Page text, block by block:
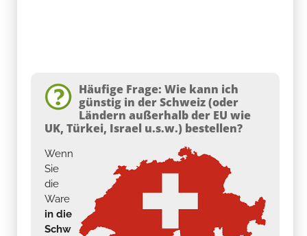
Häufige Frage: Wie kann ich
günstig in der Schweiz (oder
Ländern außerhalb der EU wie
UK, Türkei, Israel u.s.w.) bestellen?
Wenn
Sie
die
Ware
in die
Schw